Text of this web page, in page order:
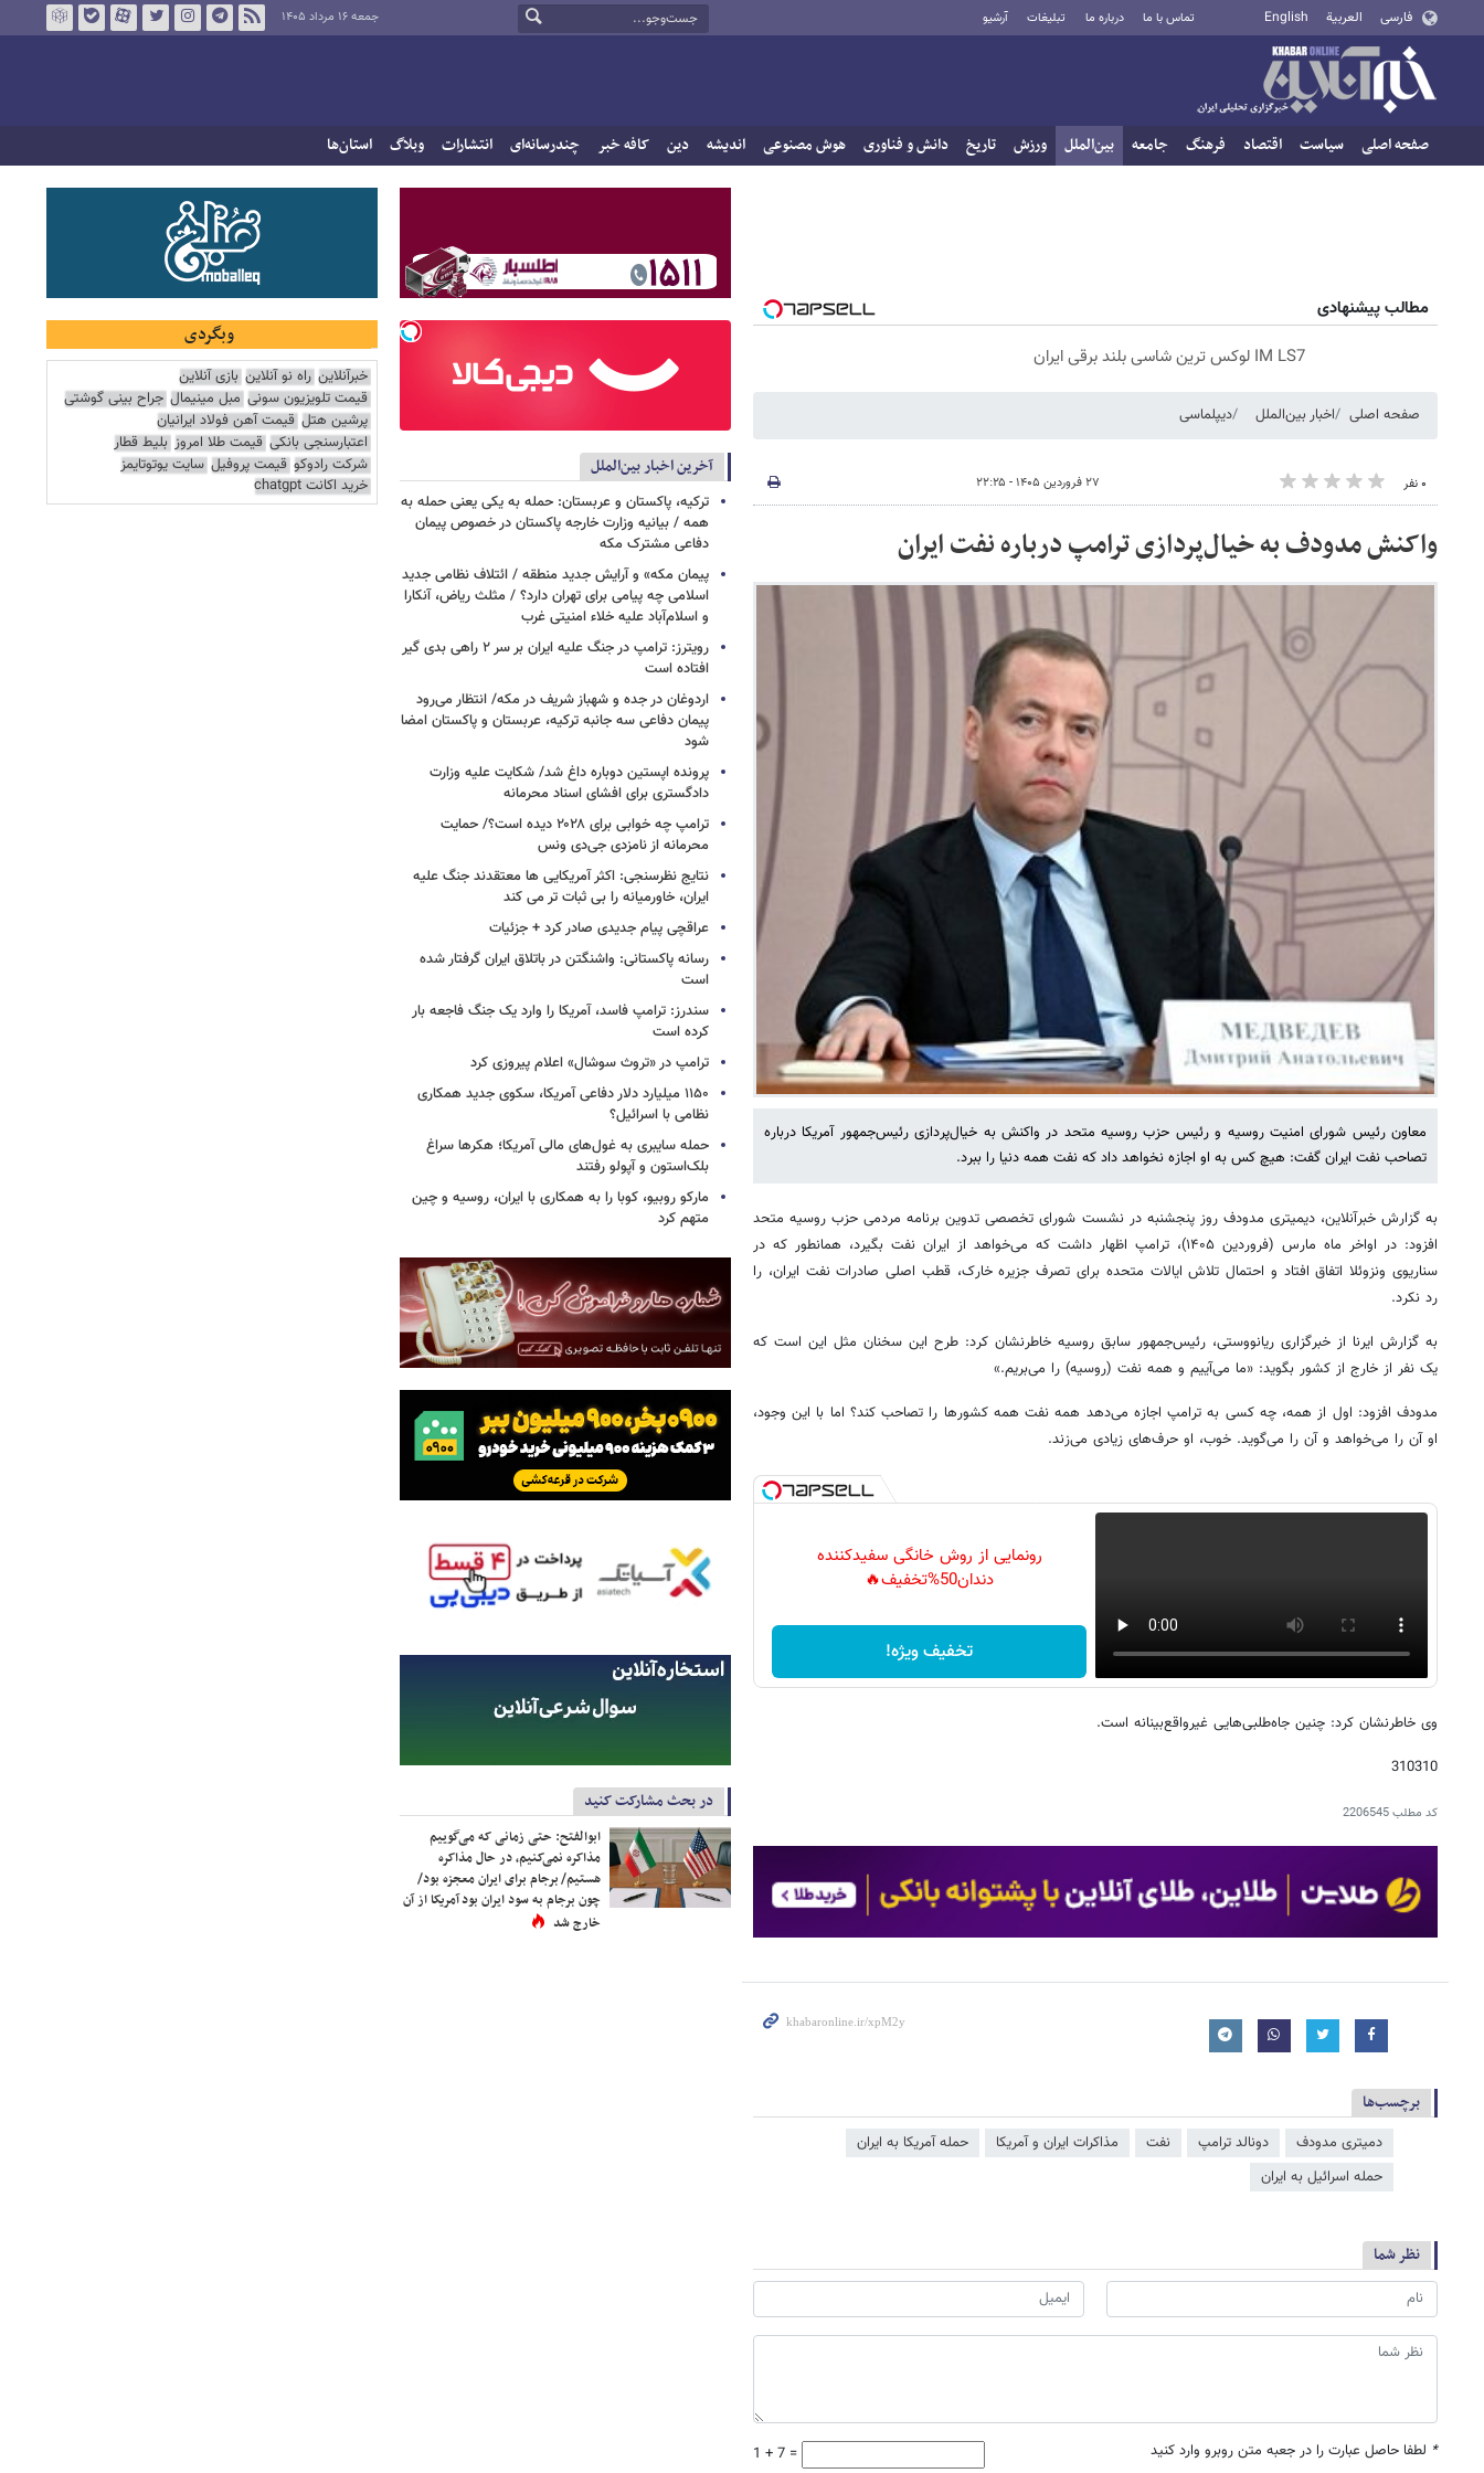
فارسی العربية English تماس با ما درباره ما تبلیغات آرشیو جمعه ۱۶ مرداد ۱۴۰۵
صفحه اصلی سیاست اقتصاد فرهنگ جامعه بین‌الملل ورزش تاریخ دانش و فناوری هوش مصنوعی اندیشه دین کافه خبر چندرسانه‌ای انتشارات وبلاگ استان‌ها
مطالب پیشنهادی
IM LS7 لوکس ترین شاسی بلند برقی ایران
صفحه اصلی اخبار بین‌الملل دیپلماسی
۰ نفر ۲۷ فروردین ۱۴۰۵ - ۲۲:۲۵
واکنش مدودف به خیال‌پردازی ترامپ درباره نفت ایران
معاون رئیس شورای امنیت روسیه و رئیس حزب روسیه متحد در واکنش به خیال‌پردازی رئیس‌جمهور آمریکا درباره
تصاحب نفت ایران گفت: هیچ کس به او اجازه نخواهد داد که نفت همه دنیا را ببرد.
به گزارش خبرآنلاین، دیمیتری مدودف روز پنجشنبه در نشست شورای تخصصی تدوین برنامه مردمی حزب روسیه متحد
افزود: در اواخر ماه مارس (فروردین ۱۴۰۵)، ترامپ اظهار داشت که می‌خواهد از ایران نفت بگیرد، همانطور که در
سناریوی ونزوئلا اتفاق افتاد و احتمال تلاش ایالات متحده برای تصرف جزیره خارک، قطب اصلی صادرات نفت ایران، را
رد نکرد.
به گزارش ایرنا از خبرگزاری ریانووستی، رئیس‌جمهور سابق روسیه خاطرنشان کرد: طرح این سخنان مثل این است که
یک نفر از خارج از کشور بگوید: «ما می‌آییم و همه نفت (روسیه) را می‌بریم.»
مدودف افزود: اول از همه، چه کسی به ترامپ اجازه می‌دهد همه نفت همه کشورها را تصاحب کند؟ اما با این وجود،
او آن را می‌خواهد و آن را می‌گوید. خوب، او حرف‌های زیادی می‌زند.
رونمایی از روش خانگی سفیدکننده
دندان50%تخفیف🔥
تخفیف ویژه!
وی خاطرنشان کرد: چنین جاه‌طلبی‌هایی غیرواقع‌بینانه است.
310310
کد مطلب2206545
برچسب‌ها
دمیتری مدودف دونالد ترامپ نفت مذاکرات ایران و آمریکا
حمله آمریکا به ایران
حمله اسرائیل به ایران
نظر شما
* لطفا حاصل عبارت را در جعبه متن روبرو وارد کنید 1 + 7 =
آخرین اخبار بین‌الملل
ترکیه، پاکستان و عربستان: حمله به یکی یعنی حمله به
همه / بیانیه وزارت خارجه پاکستان در خصوص پیمان
دفاعی مشترک مکه
پیمان مکه» و آرایش جدید منطقه / ائتلاف نظامی جدید
اسلامی چه پیامی برای تهران دارد؟ / مثلث ریاض، آنکارا
و اسلام‌آباد علیه خلاء امنیتی غرب
رویترز: ترامپ در جنگ علیه ایران بر سر ۲ راهی بدی گیر
افتاده است
اردوغان در جده و شهباز شریف در مکه/ انتظار می‌رود
پیمان دفاعی سه جانبه ترکیه، عربستان و پاکستان امضا
شود
پرونده اپستین دوباره داغ شد/ شکایت علیه وزارت
دادگستری برای افشای اسناد محرمانه
ترامپ چه خوابی برای ۲۰۲۸ دیده است؟/ حمایت
محرمانه از نامزدی جی‌دی ونس
نتایج نظرسنجی: اکثر آمریکایی ها معتقدند جنگ علیه
ایران، خاورمیانه را بی ثبات تر می کند
عراقچی پیام جدیدی صادر کرد + جزئیات
رسانه پاکستانی: واشنگتن در باتلاق ایران گرفتار شده
است
سندرز: ترامپ فاسد، آمریکا را وارد یک جنگ فاجعه بار
کرده است
ترامپ در «تروث سوشال» اعلام پیروزی کرد
۱۱۵۰ میلیارد دلار دفاعی آمریکا، سکوی جدید همکاری
نظامی با اسرائیل؟
حمله سایبری به غول‌های مالی آمریکا؛ هکرها سراغ
بلک‌استون و آپولو رفتند
مارکو روبیو، کوبا را به همکاری با ایران، روسیه و چین
متهم کرد
در بحث مشارکت کنید
ابوالفتح: حتی زمانی که می‌گوییم
مذاکره نمی‌کنیم، در حال مذاکره
هستیم/ برجام برای ایران معجزه بود/
چون برجام به سود ایران بود آمریکا از آن
خارج شد
وبگردی
خبرآنلاین راه نو آنلاین بازی آنلاین
قیمت تلویزیون سونی مبل مینیمال جراح بینی گوشتی
پرشین هتل قیمت آهن فولاد ایرانیان
اعتبارسنجی بانکی قیمت طلا امروز بلیط قطار
شرکت رادوکو قیمت پروفیل سایت یوتوتایمز
خرید اکانت chatgpt